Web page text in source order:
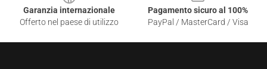
Garanzia internazionale
Offerto nel paese di utilizzo
Pagamento sicuro al 100%
PayPal / MasterCard / Visa